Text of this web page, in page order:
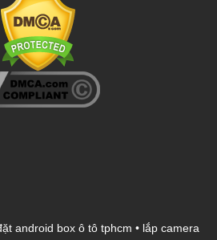
android box ô tô tphcm • lắp camera